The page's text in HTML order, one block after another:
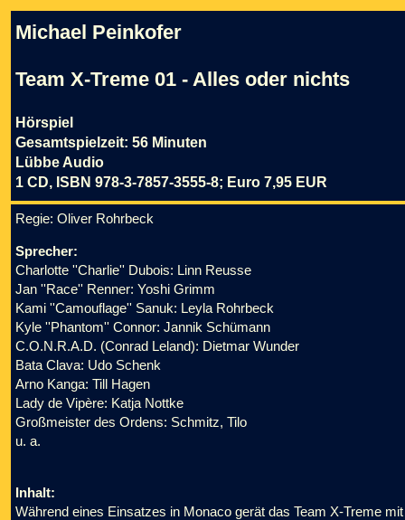
Michael Peinkofer
Team X-Treme 01 - Alles oder nichts
Hörspiel
Gesamtspielzeit: 56 Minuten
Lübbe Audio
1 CD, ISBN 978-3-7857-3555-8; Euro 7,95 EUR
Regie: Oliver Rohrbeck
Sprecher:
Charlotte ''Charlie'' Dubois: Linn Reusse
Jan ''Race'' Renner: Yoshi Grimm
Kami ''Camouflage'' Sanuk: Leyla Rohrbeck
Kyle ''Phantom'' Connor: Jannik Schümann
C.O.N.R.A.D. (Conrad Leland): Dietmar Wunder
Bata Clava: Udo Schenk
Arno Kanga: Till Hagen
Lady de Vipère: Katja Nottke
Großmeister des Ordens: Schmitz, Tilo
u. a.
Inhalt:
Während eines Einsatzes in Monaco gerät das Team X-Treme